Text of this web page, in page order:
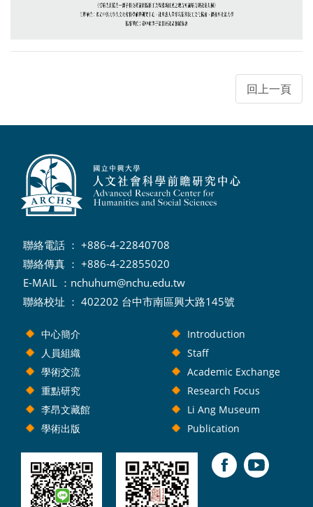
聯絡電話 ： +886-4-22840708
聯絡傳真 ： +886-4-22855020
E-MAIL ： nchuhum@nchu.edu.tw
聯絡校址 ： 402202 台中市南區興大路145號
中心簡介
人員組織
學術交流
重點研究
李昂文藏館
學術出版
Introduction
Staff
Academic Exchange
Research Focus
Li Ang Museum
Publication